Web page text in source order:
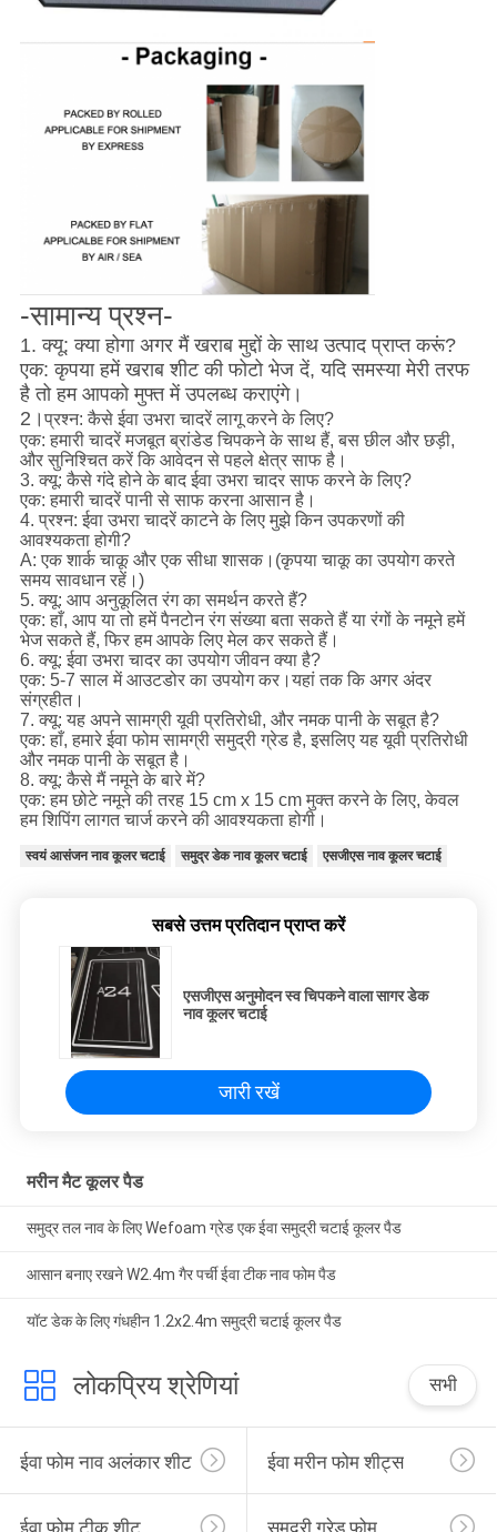
-सामान्य प्रश्न-
1. क्यू: क्या होगा अगर मैं खराब मुद्दों के साथ उत्पाद प्राप्त करूं?
एक: कृपया हमें खराब शीट की फोटो भेज दें, यदि समस्या मेरी तरफ
है तो हम आपको मुफ्त में उपलब्ध कराएंगे।
2। प्रश्न: कैसे ईवा उभरा चादरें लागू करने के लिए?
एक: हमारी चादरें मजबूत ब्रांडेड चिपकने के साथ हैं, बस छील और छड़ी,
और सुनिश्चित करें कि आवेदन से पहले क्षेत्र साफ है।
3. क्यू: कैसे गंदे होने के बाद ईवा उभरा चादर साफ करने के लिए?
एक: हमारी चादरें पानी से साफ करना आसान है।
4. प्रश्न: ईवा उभरा चादरें काटने के लिए मुझे किन उपकरणों की
आवश्यकता होगी?
A: एक शार्क चाकू और एक सीधा शासक।(कृपया चाकू का उपयोग करते
समय सावधान रहें।)
5. क्यू: आप अनुकूलित रंग का समर्थन करते हैं?
एक: हाँ, आप या तो हमें पैनटोन रंग संख्या बता सकते हैं या रंगों के नमूने हमें
भेज सकते हैं, फिर हम आपके लिए मेल कर सकते हैं।
6. क्यू: ईवा उभरा चादर का उपयोग जीवन क्या है?
एक: 5-7 साल में आउटडोर का उपयोग कर।यहां तक ​​कि अगर अंदर
संग्रहीत।
7. क्यू: यह अपने सामग्री यूवी प्रतिरोधी, और नमक पानी के सबूत है?
एक: हाँ, हमारे ईवा फोम सामग्री समुद्री ग्रेड है, इसलिए यह यूवी प्रतिरोधी
और नमक पानी के सबूत है।
8. क्यू: कैसे मैं नमूने के बारे में?
एक: हम छोटे नमूने की तरह 15 cm x 15 cm मुक्त करने के लिए, केवल
हम शिपिंग लागत चार्ज करने की आवश्यकता होगी।
स्वयं आसंजन नाव कूलर चटाई समुद्र डेक नाव कूलर चटाई एसजीएस नाव कूलर चटाई
सबसे उत्तम प्रतिदान प्राप्त करें
एसजीएस अनुमोदन स्व चिपकने वाला सागर डेक
नाव कूलर चटाई
जारी रखें
मरीन मैट कूलर पैड
समुद्र तल नाव के लिए Wefoam ग्रेड एक ईवा समुद्री चटाई कूलर पैड
आसान बनाए रखने W2.4m गैर पर्ची ईवा टीक नाव फोम पैड
यॉट डेक के लिए गंधहीन 1.2x2.4m समुद्री चटाई कूलर पैड
लोकप्रिय श्रेणियां सभी
ईवा फोम नाव अलंकार शीट ईवा मरीन फोम शीट्स